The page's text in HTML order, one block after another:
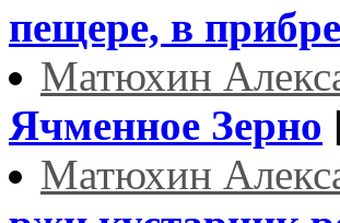
пещере, в
Матюхин
Ячменное Зерно
Матюхин